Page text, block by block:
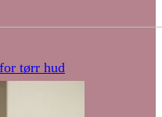
tørr hud